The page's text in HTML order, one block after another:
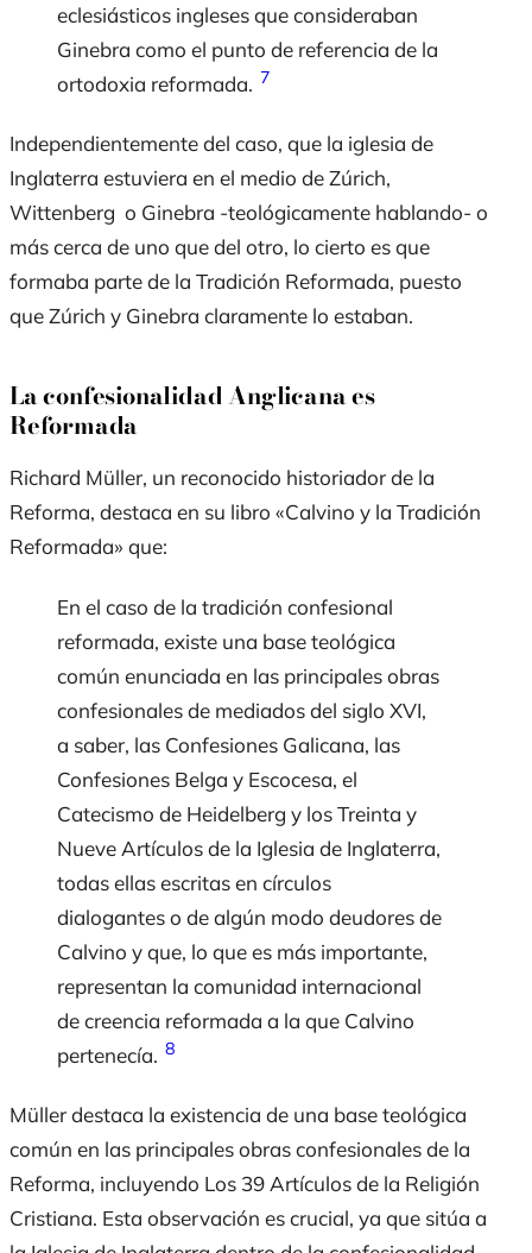
eclesiásticos ingleses que consideraban
Ginebra como el punto de referencia de la
ortodoxia reformada. 7
Independientemente del caso, que la iglesia de
Inglaterra estuviera en el medio de Zúrich,
Wittenberg o Ginebra -teológicamente hablando- o
más cerca de uno que del otro, lo cierto es que
formaba parte de la Tradición Reformada, puesto
que Zúrich y Ginebra claramente lo estaban.
La confesionalidad Anglicana es
Reformada
Richard Müller, un reconocido historiador de la
Reforma, destaca en su libro «Calvino y la Tradición
Reformada» que:
En el caso de la tradición confesional
reformada, existe una base teológica
común enunciada en las principales obras
confesionales de mediados del siglo XVI,
a saber, las Confesiones Galicana, las
Confesiones Belga y Escocesa, el
Catecismo de Heidelberg y los Treinta y
Nueve Artículos de la Iglesia de Inglaterra,
todas ellas escritas en círculos
dialogantes o de algún modo deudores de
Calvino y que, lo que es más importante,
representan la comunidad internacional
de creencia reformada a la que Calvino
pertenecía. 8
Müller destaca la existencia de una base teológica
común en las principales obras confesionales de la
Reforma, incluyendo Los 39 Artículos de la Religión
Cristiana. Esta observación es crucial, ya que sitúa a